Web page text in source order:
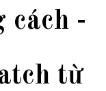
cách -
từ